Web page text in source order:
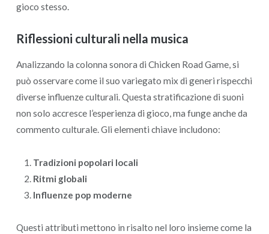
gioco stesso.
Riflessioni culturali nella musica
Analizzando la colonna sonora di Chicken Road Game, si
può osservare come il suo variegato mix di generi rispecchi
diverse influenze culturali. Questa stratificazione di suoni
non solo accresce l’esperienza di gioco, ma funge anche da
commento culturale. Gli elementi chiave includono:
Tradizioni popolari locali
Ritmi globali
Influenze pop moderne
Questi attributi mettono in risalto nel loro insieme come la